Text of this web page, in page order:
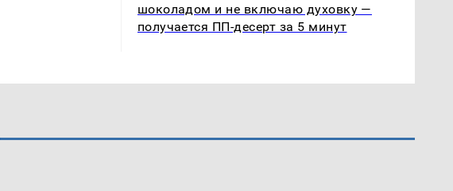
шоколадом и не включаю духовку —
получается ПП-десерт за 5 минут